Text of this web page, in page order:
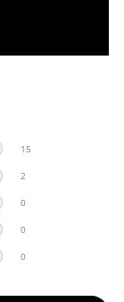
させて頂きま
には、事前
一括払い・リ
めによります
お願いいたし
場合もござい
15
2
0
0
0